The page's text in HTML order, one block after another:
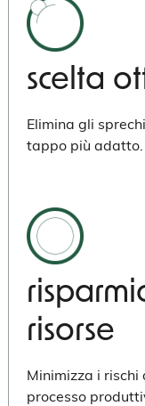
scelta
Elimina gli
tappo più adatto.
risorse
Minimizza i rischi
processo